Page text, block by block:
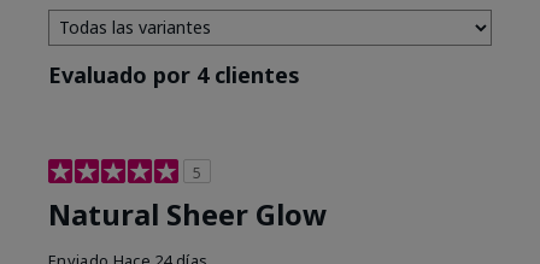
Evaluado por 4 clientes
5
Natural Sheer Glow